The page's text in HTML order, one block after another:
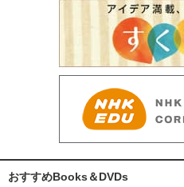
おすすめBooks＆DVDs